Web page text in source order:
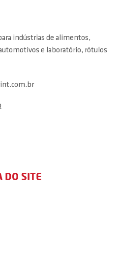
indústrias de alimentos,
e laboratório, rótulos
DO SITE